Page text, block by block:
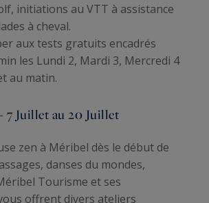
initiations au VTT à assistance
à cheval.
aux tests gratuits encadrés
les Lundi 2, Mardi 3, Mercredi 4
au matin.
7 Juillet au 20 Juillet
zen à Méribel dès le début de
danses du mondes,
Tourisme et ses
offrent divers ateliers